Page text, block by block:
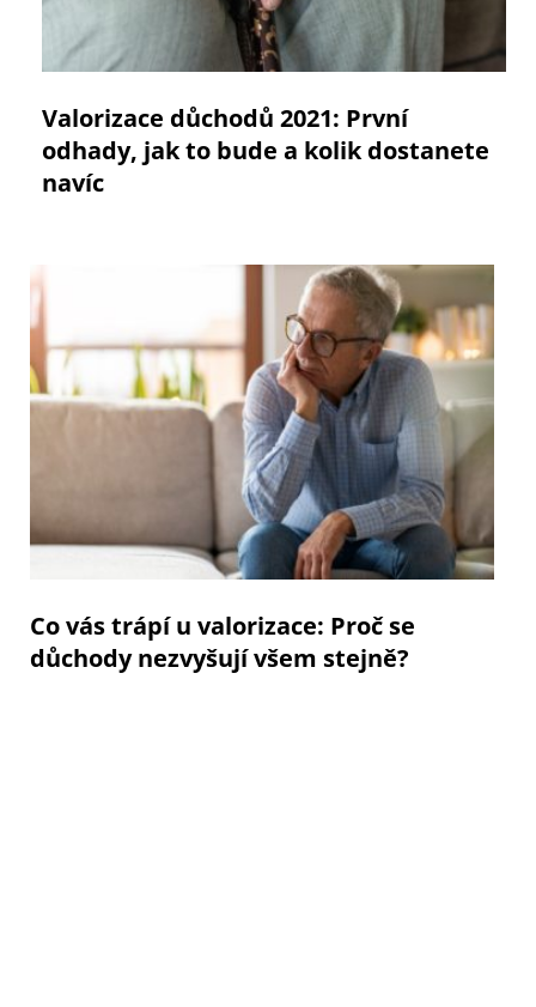
Valorizace důchodů 2021: První
odhady, jak to bude a kolik dostanete
navíc
Co vás trápí u valorizace: Proč se
důchody nezvyšují všem stejně?